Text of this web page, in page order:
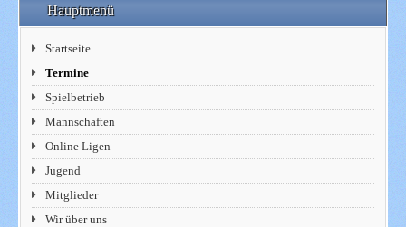
Hauptmenü
Startseite
Termine
Spielbetrieb
Mannschaften
Online Ligen
Jugend
Mitglieder
Wir über uns